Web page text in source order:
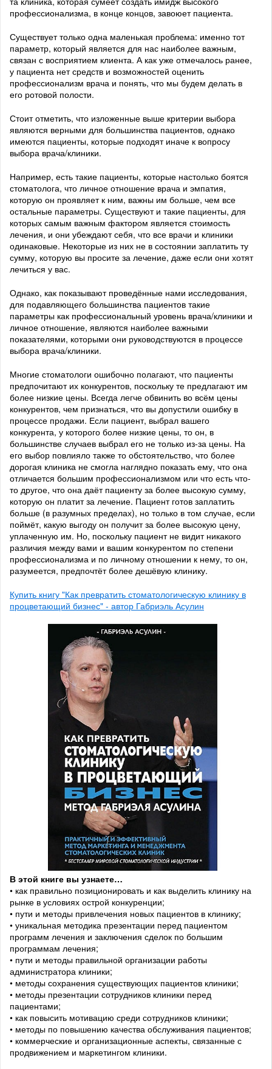
профессионализма, в конце концов, завоюет пациента.
Существует только одна маленькая проблема: именно тот
параметр, который является для нас наиболее важным,
связан с восприятием клиента. А как уже отмечалось ранее,
у пациента нет средств и возможностей оценить
профессионализм врача и понять, что мы будем делать в
его ротовой полости.
Стоит отметить, что изложенные выше критерии выбора
являются верными для большинства пациентов, однако
имеются пациенты, которые подходят иначе к вопросу
выбора врача/клиники.
Например, есть такие пациенты, которые настолько боятся
стоматолога, что личное отношение врача и эмпатия,
которую он проявляет к ним, важны им больше, чем все
остальные параметры. Существуют и такие пациенты, для
которых самым важным фактором является стоимость
лечения, и они убеждают себя, что все врачи и клиники
одинаковые. Некоторые из них не в состоянии заплатить ту
сумму, которую вы просите за лечение, даже если они хотят
лечиться у вас.
Однако, как показывают проведённые нами исследования,
для подавляющего большинства пациентов такие
параметры как профессиональный уровень врача/клиники и
личное отношение, являются наиболее важными
показателями, которыми они руководствуются в процессе
выбора врача/клиники.
Многие стоматологи ошибочно полагают, что пациенты
предпочитают их конкурентов, поскольку те предлагают им
более низкие цены. Всегда легче обвинить во всём цены
конкурентов, чем признаться, что вы допустили ошибку в
процессе продажи. Если пациент, выбрал вашего
конкурента, у которого более низкие цены, то он, в
большинстве случаев выбрал его не только из-за цены. На
его выбор повлияло также то обстоятельство, что более
дорогая клиника не смогла наглядно показать ему, что она
отличается большим профессионализмом или что есть что-
то другое, что она даёт пациенту за более высокую сумму,
которую он платит за лечение. Пациент готов заплатить
больше (в разумных пределах), но только в том случае, если
поймёт, какую выгоду он получит за более высокую цену,
уплаченную им. Но, поскольку пациент не видит никакого
различия между вами и вашим конкурентом по степени
профессионализма и по личному отношении к нему, то он,
разумеется, предпочтёт более дешёвую клинику.
Купить книгу "Как превратить стоматологическую клинику в
процветающий бизнес" - автор Габриэль Асулин
В этой книге вы узнаете…
• как правильно позиционировать и как выделить клинику на
рынке в условиях острой конкуренции;
• пути и методы привлечения новых пациентов в клинику;
• уникальная методика презентации перед пациентом
программ лечения и заключения сделок по большим
программам лечения;
• пути и методы правильной организации работы
администратора клиники;
• методы сохранения существующих пациентов клиники;
• методы презентации сотрудников клиники перед
пациентами;
• как повысить мотивацию среди сотрудников клиники;
• методы по повышению качества обслуживания пациентов;
• коммерческие и организационные аспекты, связанные с
продвижением и маркетингом клиники.